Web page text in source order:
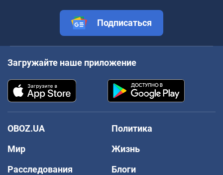
Подписаться
Загружайте наше приложение
OBOZ.UA
Политика
Мир
Жизнь
Расследования
Блоги